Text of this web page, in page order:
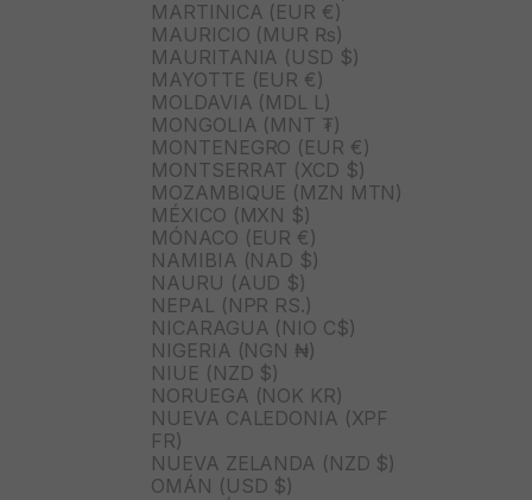
MARTINICA (EUR €)
MAURICIO (MUR ₨)
MAURITANIA (USD $)
MAYOTTE (EUR €)
MOLDAVIA (MDL L)
MONGOLIA (MNT ₮)
MONTENEGRO (EUR €)
MONTSERRAT (XCD $)
MOZAMBIQUE (MZN MTN)
MÉXICO (MXN $)
MÓNACO (EUR €)
NAMIBIA (NAD $)
NAURU (AUD $)
NEPAL (NPR RS.)
NICARAGUA (NIO C$)
NIGERIA (NGN ₦)
NIUE (NZD $)
NORUEGA (NOK KR)
NUEVA CALEDONIA (XPF
FR)
NUEVA ZELANDA (NZD $)
OMÁN (USD $)